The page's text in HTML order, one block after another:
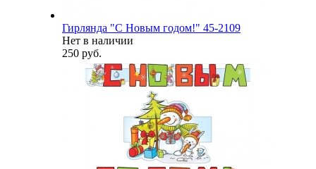
Гирлянда "С Новым годом!" 45-2109
Нет в наличии
250 руб.